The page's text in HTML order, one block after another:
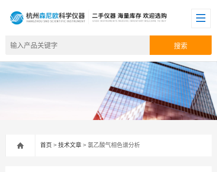
首页 >技术文章 > 氯乙酸气相色谱分析